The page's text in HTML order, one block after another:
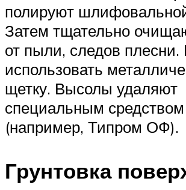
полируют
Затем тщательно
от пыли, следов
использовать
щетку. Высолы удаляют
специальным средством
(например, Типром ОФ).
Грунтовка